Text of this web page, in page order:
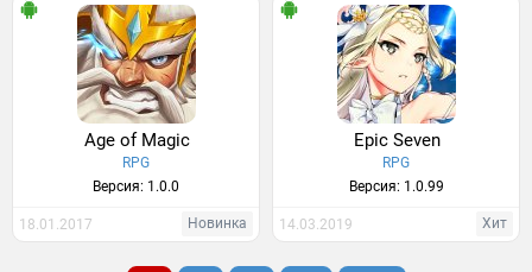
Age of Magic
RPG
Версия: 1.0.0
18.01.2017 Новинка
Epic Seven
RPG
Версия: 1.0.99
14.03.2019 Хит